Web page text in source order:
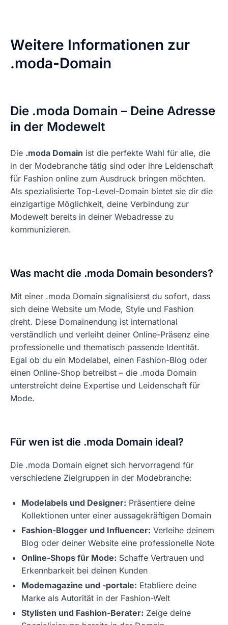
Weitere Informationen zur
.moda-Domain
Die .moda Domain – Deine Adresse
in der Modewelt
Die .moda Domain ist die perfekte Wahl für alle, die
in der Modebranche tätig sind oder ihre Leidenschaft
für Fashion online zum Ausdruck bringen möchten.
Als spezialisierte Top-Level-Domain bietet sie dir die
einzigartige Möglichkeit, deine Verbindung zur
Modewelt bereits in deiner Webadresse zu
kommunizieren.
Was macht die .moda Domain besonders?
Mit einer .moda Domain signalisierst du sofort, dass
sich deine Website um Mode, Style und Fashion
dreht. Diese Domainendung ist international
verständlich und verleiht deiner Online-Präsenz eine
professionelle und thematisch passende Identität.
Egal ob du ein Modelabel, einen Fashion-Blog oder
einen Online-Shop betreibst – die .moda Domain
unterstreicht deine Expertise und Leidenschaft für
Mode.
Für wen ist die .moda Domain ideal?
Die .moda Domain eignet sich hervorragend für
verschiedene Zielgruppen in der Modebranche:
Modelabels und Designer: Präsentiere deine
Kollektionen unter einer aussagekräftigen Domain
Fashion-Blogger und Influencer: Verleihe deinem
Blog oder deiner Website eine professionelle Note
Online-Shops für Mode: Schaffe Vertrauen und
Erkennbarkeit bei deinen Kunden
Modemagazine und -portale: Etabliere deine
Marke als Autorität in der Fashion-Welt
Stylisten und Fashion-Berater: Zeige deine